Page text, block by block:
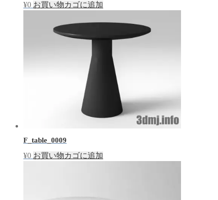
¥0 お買い物カゴに追加
F_table_0009
¥0 お買い物カゴに追加